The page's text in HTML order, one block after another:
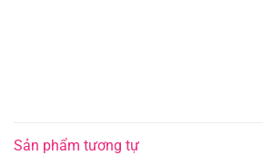
Sản phẩm tương tự